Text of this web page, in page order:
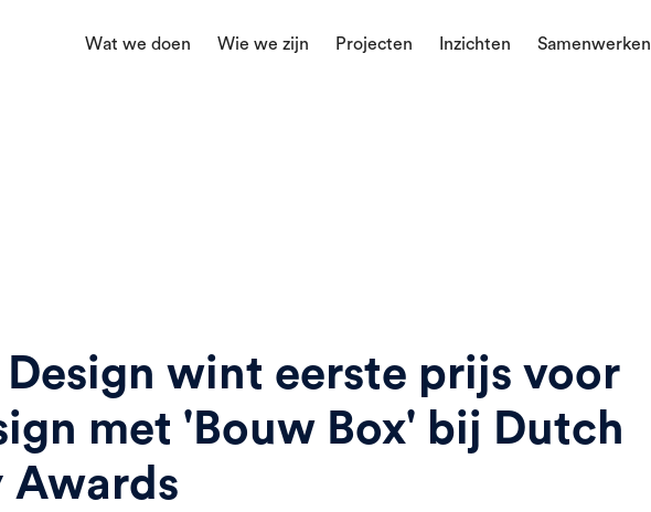
Wat we doen Wie we zijn Projecten Inzichten Samenwerken
wint eerste prijs voor
met 'Bouw Box' bij Dutch